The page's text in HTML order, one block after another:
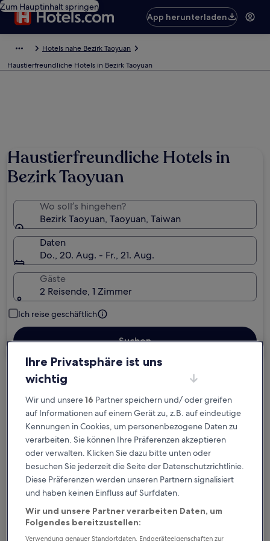
Zum Hauptinhalt springen
App herunterladen
Hotels nahe Bezirk Taoyuan
Haustierfreundliche Hotels in Bezirk Taoyuan
Haustierfreundliche Hotels in
Bezirk Taoyuan
Wo soll’s hingehen?
Bezirk Taoyuan, Taoyuan, Taiwan
Daten
Do., 20. Aug. - Fr., 21. Aug.
Gäste
2 Reisende, 1 Zimmer
Ich reise geschäftlich
Suchen
Kostenlose Stornierung bei
Planänderungen
Verdiene Prämien für jede
wahrgenommene Übernachtung
Mehr sparen mit Preisen für Mitglieder
Überprüfe die Preise für diese Daten
Ihre Privatsphäre ist uns
wichtig
Wir und unsere16 Partner speichern und/ oder greifen
auf Informationen auf einem Gerät zu, z.B. auf eindeutige
Kennungen in Cookies, um personenbezogene Daten zu
verarbeiten. Sie können Ihre Präferenzen akzeptieren
oder verwalten. Klicken Sie dazu bitte unten oder
besuchen Sie jederzeit die Seite der Datenschutzrichtlinie.
Diese Präferenzen werden unseren Partnern signalisiert
und haben keinen Einfluss auf Surfdaten.
Wir und unsere Partner verarbeiten Daten, um
Folgendes bereitzustellen:
Verwendung genauer Standortdaten. Endgeräteeigenschaften zur